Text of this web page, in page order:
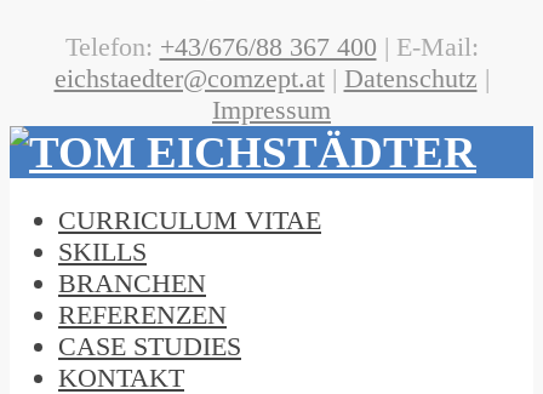
Telefon: +43/676/88 367 400 | E-Mail:
eichstaedter@comzept.at| Datenschutz |
Impressum
CURRICULUM VITAE
SKILLS
BRANCHEN
REFERENZEN
CASE STUDIES
KONTAKT